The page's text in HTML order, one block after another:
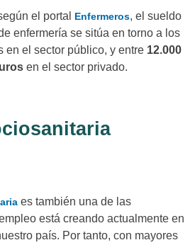
el portal Enfermeros, el sueldo
enfermería se sitúa en torno a los
en el sector público, y entre 12.000
en el sector privado.
es también una de las
está creando actualmente en
país. Por tanto, con mayores